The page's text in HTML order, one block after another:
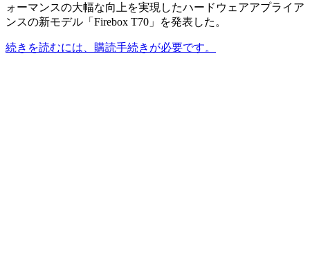
ォーマンスの大幅な向上を実現したハードウェアアプライア
ンスの新モデル「Firebox T70」を発表した。
続きを読むには、購読手続きが必要です。